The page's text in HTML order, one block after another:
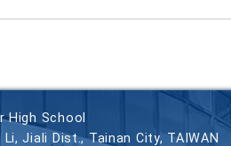
High School
Li, Jiali Dist., Tainan City, TAIWAN